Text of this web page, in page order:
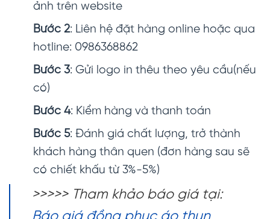
ảnh trên website
Bước 2: Liên hệ đặt hàng online hoặc qua
hotline: 0986368862
Bước 3: Gửi logo in thêu theo yêu cầu(nếu
có)
Bước 4: Kiểm hàng và thanh toán
Bước 5: Đánh giá chất lượng, trở thành
khách hàng thân quen (đơn hàng sau sẽ
có chiết khấu từ 3%-5%)
>>>>> Tham khảo báo giá tại: